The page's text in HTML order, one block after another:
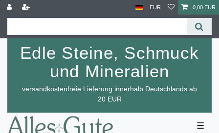
EUR 0,00 EUR
Edle Steine, Schmuck
und Mineralien
versandkostenfreie Lieferung innerhalb Deutschlands ab
20 EUR
☰